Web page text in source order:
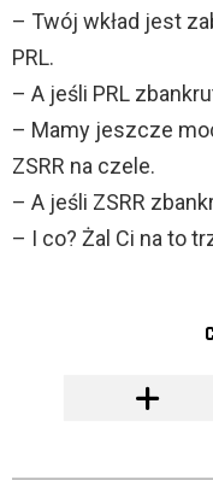
– Twój wkład jest
PRL.
– A jeśli PRL
– Mamy jeszcze
ZSRR na czele.
– A jeśli ZSRR
– I co? Żal Ci na to